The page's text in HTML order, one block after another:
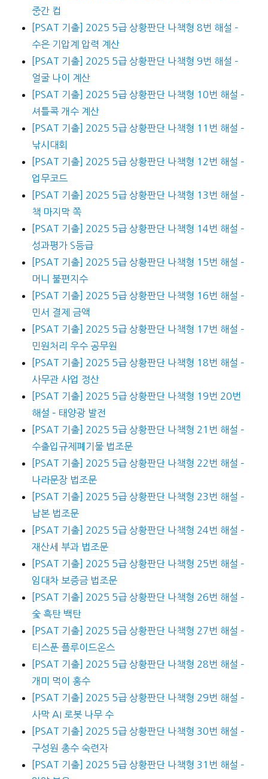
중간 컵
[PSAT 기출] 2025 5급 상황판단 나책형 8번 해설 –
수은 기압계 압력 계산
[PSAT 기출] 2025 5급 상황판단 나책형 9번 해설 –
얼굴 나이 계산
[PSAT 기출] 2025 5급 상황판단 나책형 10번 해설 –
셔틀콕 개수 계산
[PSAT 기출] 2025 5급 상황판단 나책형 11번 해설 –
낚시대회
[PSAT 기출] 2025 5급 상황판단 나책형 12번 해설 –
업무코드
[PSAT 기출] 2025 5급 상황판단 나책형 13번 해설 –
책 마지막 쪽
[PSAT 기출] 2025 5급 상황판단 나책형 14번 해설 –
성과평가 S등급
[PSAT 기출] 2025 5급 상황판단 나책형 15번 해설 –
머니 불편지수
[PSAT 기출] 2025 5급 상황판단 나책형 16번 해설 –
민서 결제 금액
[PSAT 기출] 2025 5급 상황판단 나책형 17번 해설 –
민원처리 우수 공무원
[PSAT 기출] 2025 5급 상황판단 나책형 18번 해설 –
사무관 사업 정산
[PSAT 기출] 2025 5급 상황판단 나책형 19번 20번
해설 – 태양광 발전
[PSAT 기출] 2025 5급 상황판단 나책형 21번 해설 –
수출입규제폐기물 법조문
[PSAT 기출] 2025 5급 상황판단 나책형 22번 해설 –
나라문장 법조문
[PSAT 기출] 2025 5급 상황판단 나책형 23번 해설 –
납본 법조문
[PSAT 기출] 2025 5급 상황판단 나책형 24번 해설 –
재산세 부과 법조문
[PSAT 기출] 2025 5급 상황판단 나책형 25번 해설 –
임대차 보증금 법조문
[PSAT 기출] 2025 5급 상황판단 나책형 26번 해설 –
숯 흑탄 백탄
[PSAT 기출] 2025 5급 상황판단 나책형 27번 해설 –
티스푼 플루이드온스
[PSAT 기출] 2025 5급 상황판단 나책형 28번 해설 –
개미 먹이 홍수
[PSAT 기출] 2025 5급 상황판단 나책형 29번 해설 –
사막 AI 로봇 나무 수
[PSAT 기출] 2025 5급 상황판단 나책형 30번 해설 –
구성원 총수 숙련자
[PSAT 기출] 2025 5급 상황판단 나책형 31번 해설 –